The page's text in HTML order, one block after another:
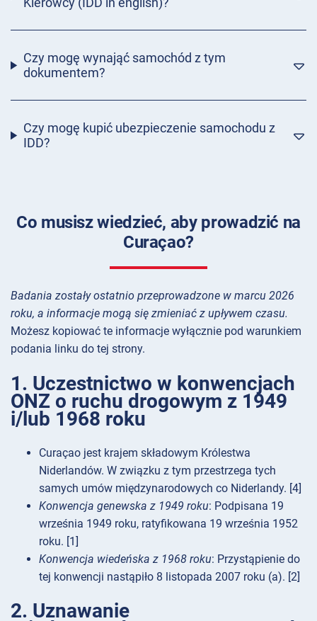
Czy mogę wynająć samochód z tym
dokumentem?
Czy mogę kupić ubezpieczenie samochodu z
IDD?
Co musisz wiedzieć, aby prowadzić na
Curaçao?
Badania zostały ostatnio przeprowadzone w marcu 2026
roku, a informacje mogą się zmieniać z upływem czasu.
Możesz kopiować te informacje wyłącznie pod warunkiem
podania linku do tej strony.
1. Uczestnictwo w konwencjach
ONZ o ruchu drogowym z 1949
i/lub 1968 roku
Curaçao jest krajem składowym Królestwa
Niderlandów. W związku z tym przestrzega tych
samych umów międzynarodowych co Niderlandy. [4]
Konwencja genewska z 1949 roku: Podpisana 19
września 1949 roku, ratyfikowana 19 września 1952
roku. [1]
Konwencja wiedeńska z 1968 roku: Przystąpienie do
tej konwencji nastąpiło 8 listopada 2007 roku (a). [2]
2. Uznawanie